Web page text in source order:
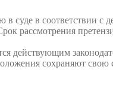
суде в соответствии с
рассмотрения
действующим
сохраняют свою